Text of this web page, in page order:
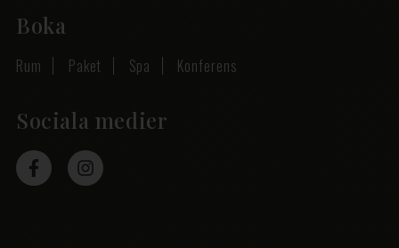
Boka
Rum Paket Spa Konferens
Sociala medier